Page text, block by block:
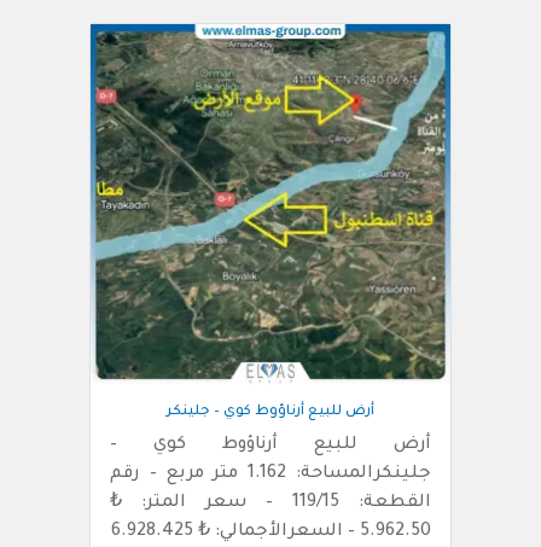
أرض للبيع أرناؤوط كوي – جلينكر
أرض للبيع أرناؤوط كوي –
جلينكرالمساحة: 1.162 متر مربع – رقم
القطعة: 119/15 – سعر المتر: ₺
5.962.50 – السعرالأجمالي: ₺ 6.928.425